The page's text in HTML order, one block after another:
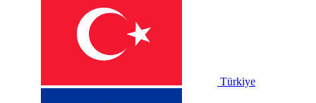
Türkiye